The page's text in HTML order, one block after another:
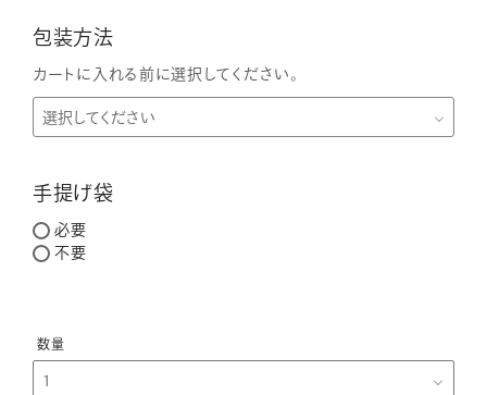
包装方法
カートに入れる前に選択してください。
手提げ袋
必要
不要